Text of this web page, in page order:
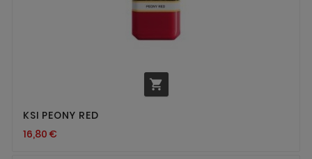

KSI PEONY RED
16,80 €